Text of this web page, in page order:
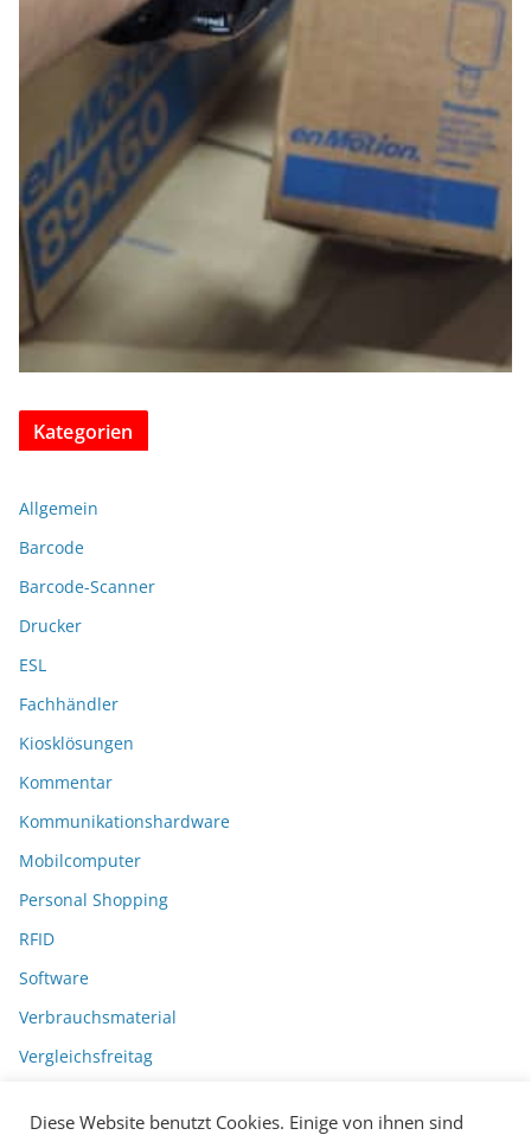
Kategorien
Allgemein
Barcode
Barcode-Scanner
Drucker
ESL
Fachhändler
Kiosklösungen
Kommentar
Kommunikationshardware
Mobilcomputer
Personal Shopping
RFID
Software
Verbrauchsmaterial
Vergleichsfreitag
Diese Website benutzt Cookies. Einige von ihnen sind